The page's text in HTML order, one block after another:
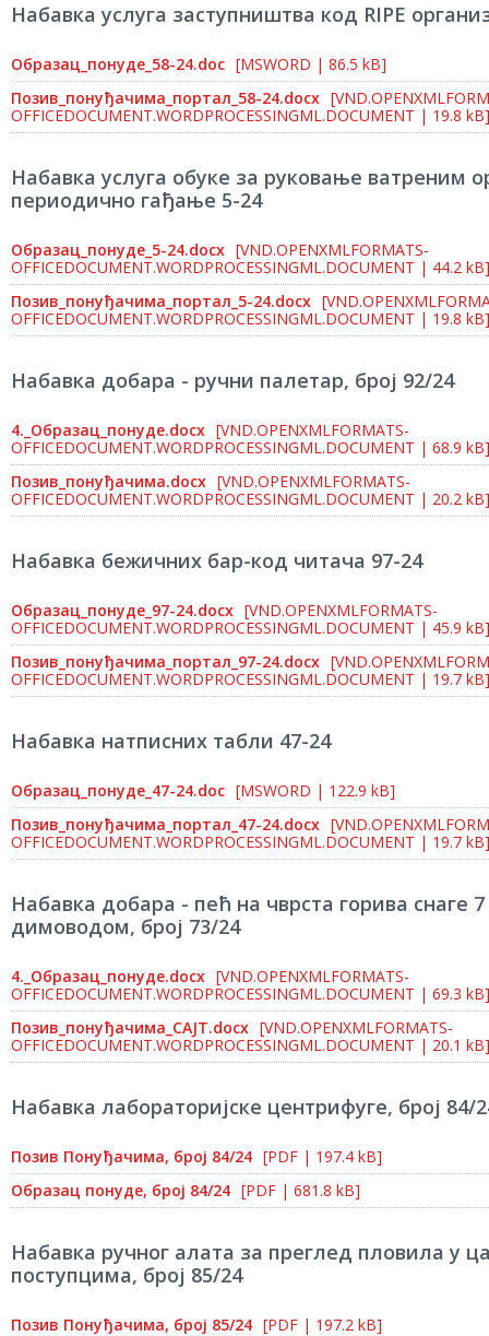
Набавка услуга заступништва код RIPE
Образац_понуде_58-24.doc [MSWORD | 86.5 kB]
Позив_понуђачима_портал_58-24.docx
OFFICEDOCUMENT.WORDPROCESSINGML.DOCUMENT | 19.8 kB]
Набавка услуга обуке за руковање ватреним
периодично гађање 5-24
Образац_понуде_5-24.docx [VND.OPENXMLFORMATS-
OFFICEDOCUMENT.WORDPROCESSINGML.DOCUMENT | 44.2 kB]
Позив_понуђачима_портал_5-24.docx
OFFICEDOCUMENT.WORDPROCESSINGML.DOCUMENT | 19.8 kB]
Набавка добара - ручни палетар, број 92/24
4._Образац_понуде.docx [VND.OPENXMLFORMATS-
OFFICEDOCUMENT.WORDPROCESSINGML.DOCUMENT | 68.9 kB]
Позив_понуђачима.docx [VND.OPENXMLFORMATS-
OFFICEDOCUMENT.WORDPROCESSINGML.DOCUMENT | 20.2 kB]
Набавка бежичних бар-код читача 97-24
Образац_понуде_97-24.docx [VND.OPENXMLFORMATS-
OFFICEDOCUMENT.WORDPROCESSINGML.DOCUMENT | 45.9 kB]
Позив_понуђачима_портал_97-24.docx
OFFICEDOCUMENT.WORDPROCESSINGML.DOCUMENT | 19.7 kB]
Набавка натписних табли 47-24
Образац_понуде_47-24.doc [MSWORD | 122.9 kB]
Позив_понуђачима_портал_47-24.docx
OFFICEDOCUMENT.WORDPROCESSINGML.DOCUMENT | 19.7 kB]
Набавка добара - пећ на чврста горива снаге 7
димоводом, број 73/24
4._Образац_понуде.docx [VND.OPENXMLFORMATS-
OFFICEDOCUMENT.WORDPROCESSINGML.DOCUMENT | 69.3 kB]
Позив_понуђачима_САЈТ.docx [VND.OPENXMLFORMATS-
OFFICEDOCUMENT.WORDPROCESSINGML.DOCUMENT | 20.1 kB]
Набавка лабораторијске центрифуге, број 84/
Позив Понуђачима, број 84/24 [PDF | 197.4 kB]
Образац понуде, број 84/24 [PDF | 681.8 kB]
Набавка ручног алата за преглед пловила у
поступцима, број 85/24
Позив Понуђачима, број 85/24 [PDF | 197.2 kB]